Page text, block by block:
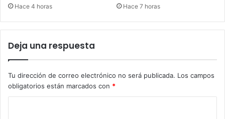
Hace 4 horas Hace 7 horas
Deja una respuesta
Tu dirección de correo electrónico no será publicada. Los campos
obligatorios están marcados con *